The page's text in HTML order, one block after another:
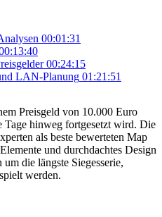
00:01:31
00:24:15
LAN-Planung 01:21:51
Preisgeld von 10.000 Euro
Tage hinweg fortgesetzt wird. Die
als beste bewerteten Map
und durchdachtes Design
die längste Siegesserie,
werden.